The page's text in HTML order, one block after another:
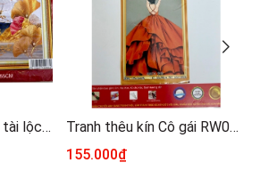
Tranh thêu kín Hươu tài lộc E128, kích thước 100 x55 cm
Tranh thêu kín Cô gái RW0578, kích thước 55 x90 cm
155.000₫